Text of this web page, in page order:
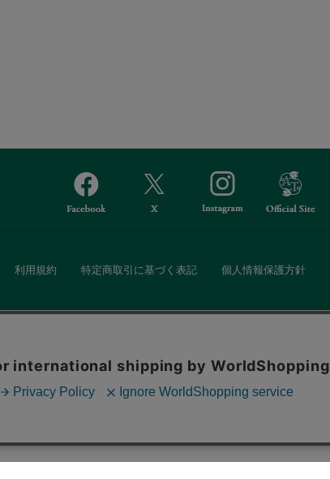
利用規約 特定商取引に基づく表記 個人情報保護方針
ボタンから同意の可否を選択してください。選
す。クッキーを通じて収集する情報には「お客